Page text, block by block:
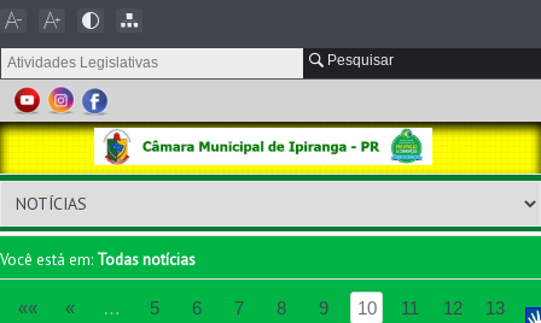
Pesquisar
Você está em: Todas notícias
«« « … 5 6 7 8 9 10 11 12
13